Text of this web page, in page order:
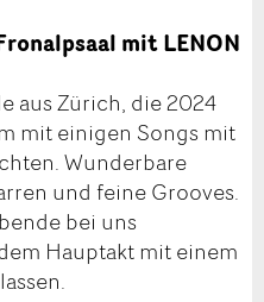
mit LENON
aus Zürich, die 2024
mit einigen Songs mit
Wunderbare
und feine Grooves.
bei uns
Hauptakt mit einem